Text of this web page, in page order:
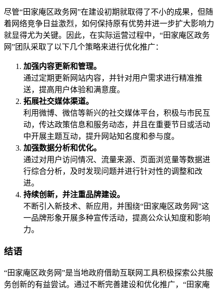
尽管“田家庵区政务网”在建设初期就取得了不小的成果，但随
着网络竞争日益激烈，如何保持原有优势并进一步扩大影响力
就显得尤为关键。因此，在实际运营过程中，“田家庵区政务
网”团队采取了以下几个策略来进行优化推广：
加强内容更新和管理。
通过定期更新网站内容，并针对用户需求进行精准推
送，提高用户体验和满意度。
拓展社交媒体渠道。
利用微博、微信等新兴的社交媒体平台，积极与市民互
动，传达政策信息和服务动态，并且在重要节日或活动
中开展主题互动，提升网站知名度和参与度。
加强数据分析和优化。
通过对用户访问情况、流量来源、页面浏览量等数据进
行综合分析，及时发现问题并进行针对性的调整和改
进。
持续创新，并注重品牌建设。
不断引入新技术、新应用，并围绕“田家庵区政务网”这
一品牌形象开展多种宣传活动，提高公众认知度和影响
力。
结语
“田家庵区政务网”是当地政府借助互联网工具积极探索公共服
务创新的有益尝试。通过不断完善建设和优化推广，“田家庵